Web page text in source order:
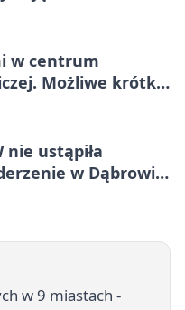
w centrum
Możliwe krótkie
nie ustąpiła
w Dąbrowie
w 9 miastach -